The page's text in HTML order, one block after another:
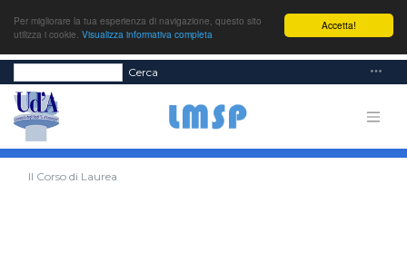
Accetta!
Per migliorare la tua esperienza di navigazione, questo sito
utilizza i cookie. Visualizza informativa completa
Cerca
Il Corso di Laurea